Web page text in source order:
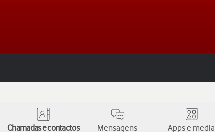
Chamadas e contactos Mensagens Apps e media